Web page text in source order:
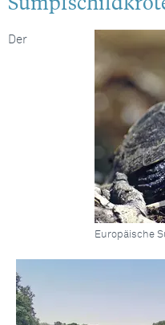
Europäische
Der